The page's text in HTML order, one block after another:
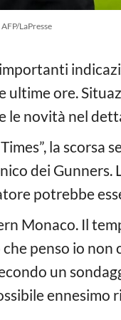
AFP/LaPresse
ore.
le novità nel
la scorsa
dei Gunners.
potrebbe
Monaco. Il
penso io non
un
ennesimo